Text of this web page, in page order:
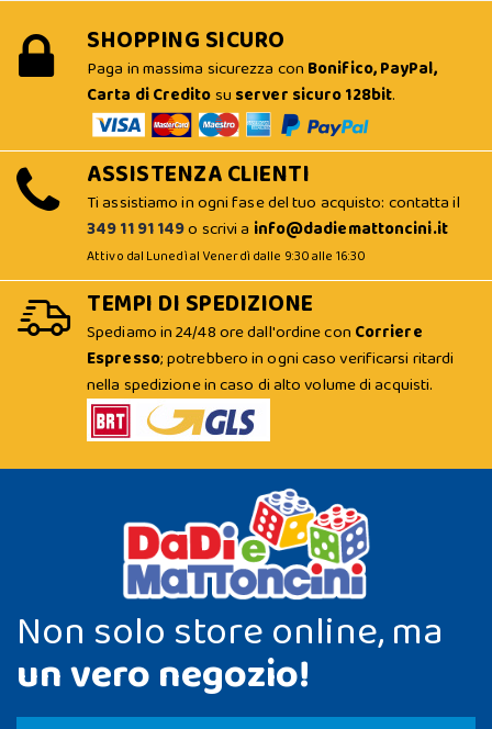
SHOPPING SICURO
Paga in massima sicurezza con Bonifico, PayPal,
Carta di Creditosu server sicuro 128bit.
ASSISTENZA CLIENTI
Ti assistiamo in ogni fase del tuo acquisto: contatta il
349 11 91 149o scrivi a info@dadiemattoncini.it
Attivo dal Lunedì al Venerdì dalle 9:30 alle 16:30
TEMPI DI SPEDIZIONE
Spediamo in 24/48 ore dall'ordine con Corriere
Espresso; potrebbero in ogni caso verificarsi ritardi
nella spedizione in caso di alto volume di acquisti.
Non solo store online, ma
un vero negozio!